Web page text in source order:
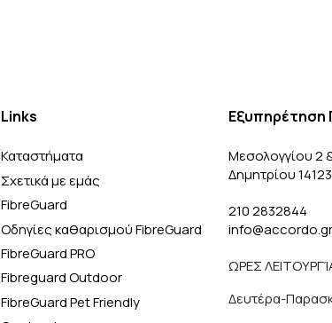
Links
Καταστήματα
Σχετικά με εμάς
FibreGuard
Οδηγίες καθαρισμού FibreGuard
FibreGuard PRO
Fibreguard Outdoor
FibreGuard Pet Friendly
Εξυπηρέτηση
Μεσολογγίου 2
Δημητρίου
210 2832844
info@accordo.gr
ΩΡΕΣ
Δευτέρα-